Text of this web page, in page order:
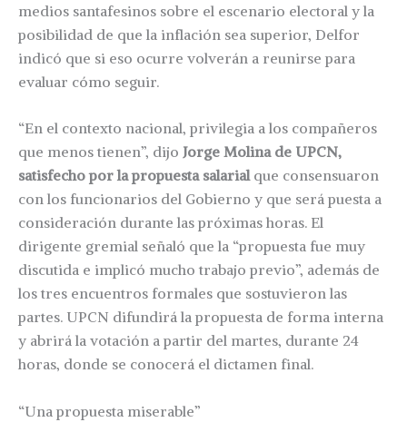
medios santafesinos sobre el escenario electoral y la
posibilidad de que la inflación sea superior, Delfor
indicó que si eso ocurre volverán a reunirse para
evaluar cómo seguir.
“En el contexto nacional, privilegia a los compañeros
que menos tienen”, dijo Jorge Molina de UPCN,
satisfecho por la propuesta salarial que consensuaron
con los funcionarios del Gobierno y que será puesta a
consideración durante las próximas horas. El
dirigente gremial señaló que la “propuesta fue muy
discutida e implicó mucho trabajo previo”, además de
los tres encuentros formales que sostuvieron las
partes. UPCN difundirá la propuesta de forma interna
y abrirá la votación a partir del martes, durante 24
horas, donde se conocerá el dictamen final.
“Una propuesta miserable”